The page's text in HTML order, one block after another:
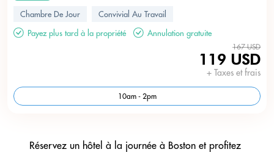
Chambre De Jour
Convivial Au Travail
Payez plus tard à la propriété
Annulation gratuite
167 USD
119 USD
+ Taxes et frais
10am - 2pm
Réservez un hôtel à la journée à Boston et profitez